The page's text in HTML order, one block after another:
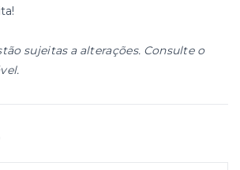
sujeitas a alterações. Consulte o